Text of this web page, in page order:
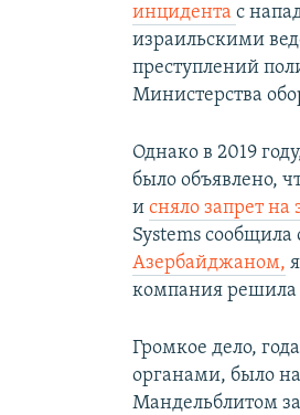
инцидентас
израильскими
преступлений
Министерства
Однако в 2019
было объявлено,
исняло запрет на
Systems сообщила
Азербайджаном,
компания решила
Громкое дело,
органами, было
Мандельблитом